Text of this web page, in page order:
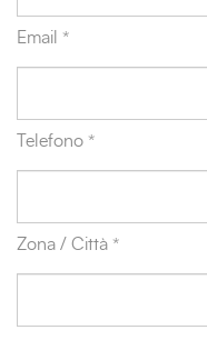
Email *
Telefono *
Zona / Città *